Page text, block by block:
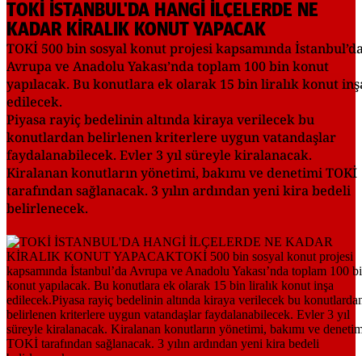
TOKİ İSTANBUL'DA HANGİ İLÇELERDE NE
KADAR KİRALIK KONUT YAPACAK
TOKİ 500 bin sosyal konut projesi kapsamında
Avrupa ve Anadolu Yakası’nda toplam 100 bin konut
yapılacak. Bu konutlara ek olarak 15 bin liralık konut
edilecek.
Piyasa rayiç bedelinin altında kiraya verilecek bu
konutlardan belirlenen kriterlere uygun vatandaşlar
faydalanabilecek. Evler 3 yıl süreyle kiralanacak.
Kiralanan konutların yönetimi, bakımı ve denetimi TOKİ
tarafından sağlanacak. 3 yılın ardından yeni kira bedeli
belirlenecek.